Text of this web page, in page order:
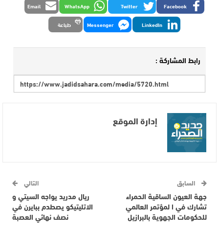
Facebook
Twitter
WhatsApp
Email
LinkedIn
Messenger طباعة
رابط المشاركة :
إدارة الموقع
السابق
جهة العيون الساقية الحمراء
تشارك في ا لمؤتمر العالمي
للحكومات الجهوية بالبرازيل
التالي
ريال مدريد يواجه السيتي و
الاتليتيكو يصطدم ببايرن في
نصف نهائي العصبة